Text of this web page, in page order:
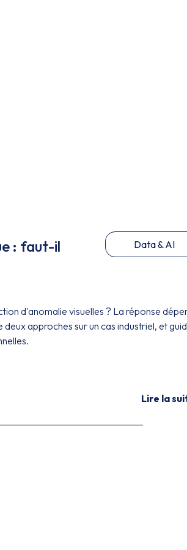
: faut-il
Data & AI
d'anomalie visuelles ? La réponse
approches sur un cas industriel, et
Lire la